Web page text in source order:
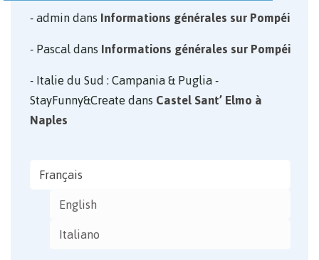
admindansInformations générales sur Pompéi
PascaldansInformations générales sur Pompéi
Italie du Sud : Campania & Puglia -
StayFunny&CreatedansCastel Sant’ Elmo à
Naples
Français
English
Italiano